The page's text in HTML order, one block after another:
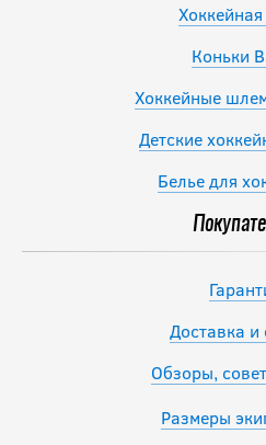
Коньки
Хоккейные
Детские
Белье для
Доставка и
Обзоры,
Размеры